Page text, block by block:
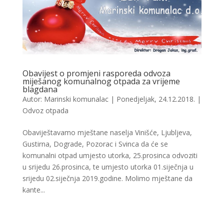
Obavijest o promjeni rasporeda odvoza
miješanog komunalnog otpada za vrijeme
blagdana
Autor: Marinski komunalac| Ponedjeljak, 24.12.2018. |
Odvoz otpada
Obaviještavamo mještane naselja Vinišće, Ljubljeva,
Gustirna, Dograde, Pozorac i Svinca da će se
komunalni otpad umjesto utorka, 25.prosinca odvoziti
u srijedu 26.prosinca, te umjesto utorka 01.siječnja u
srijedu 02.siječnja 2019.godine. Molimo mještane da
kante...